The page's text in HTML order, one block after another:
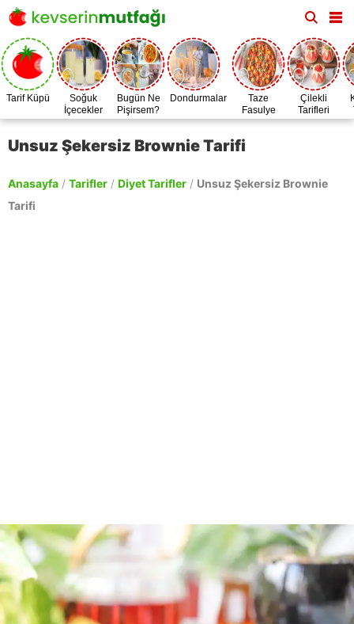
Tarif Küpü
Soğuk
İçecekler
Bugün Ne
Pişirsem?
Dondurmalar
Taze
Fasulye
Zamanı
Çilekli
Tarifleri
Unsuz Şekersiz Brownie Tarifi
Anasayfa / Tarifler / Diyet Tarifler / Unsuz Şekersiz Brownie
Tarifi